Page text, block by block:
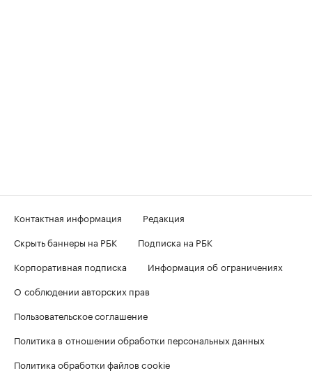
Контактная информация
Редакция
Скрыть баннеры на РБК
Подписка на РБК
Корпоративная подписка
Информация об ограничениях
О соблюдении авторских прав
Пользовательское соглашение
Политика в отношении обработки персональных данных
Политика обработки файлов cookie